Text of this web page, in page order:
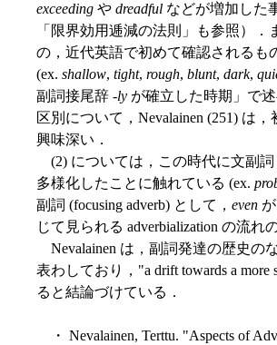
exceeding や dreadful などが増加した
「限界効用逓減の法則」も参照）
の，近代英語で初めて確認されるも
(ex. shallow, tight, rough, blunt, dark,
副詞接尾辞 -ly が確立した時期」で
区別について，Nevalainen (251) は
興味深い．
(2) については，この時代に文副詞
多様化したことに触れている (ex.
副詞 (focusing adverb) として， even
じて見られる adverbialization の流れ
Nevalainen は，副詞発達の歴史の
表わしており，"a drift towards a more
ると結論づけている．
・ Nevalainen, Terttu. "Aspects of